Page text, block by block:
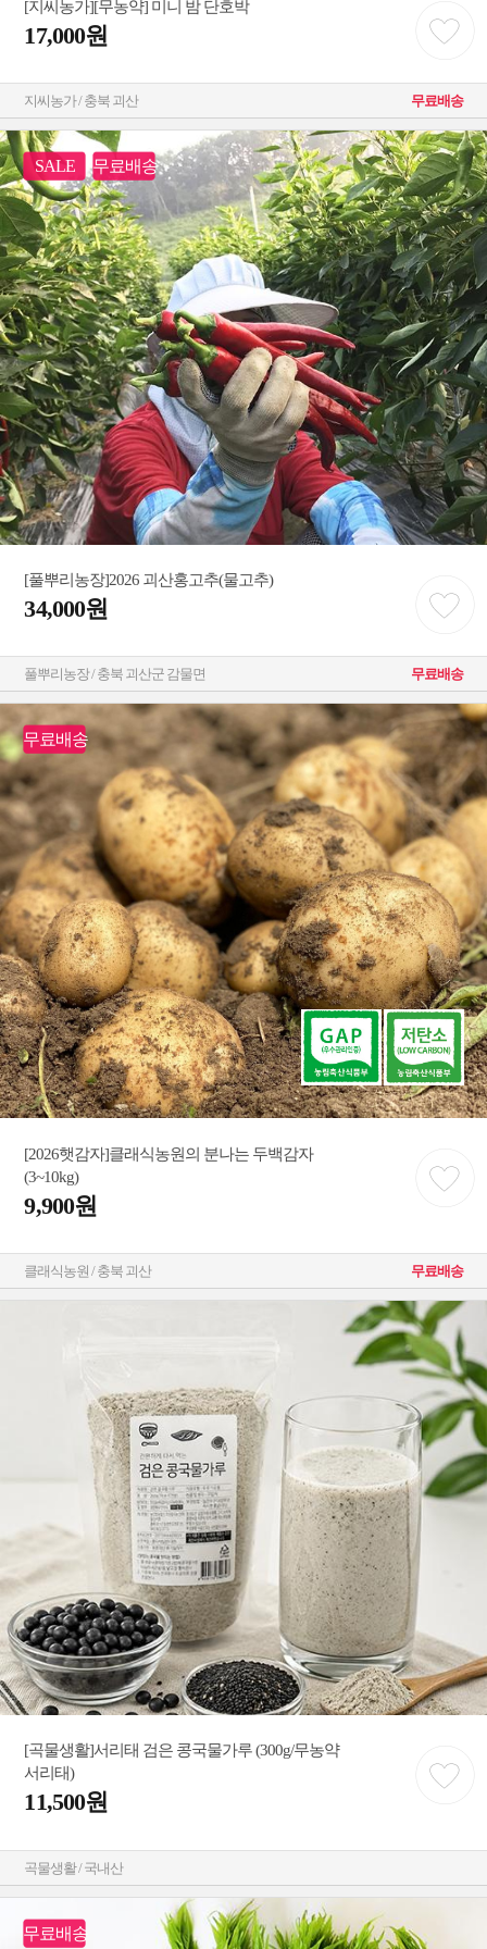
[지씨농가][무농약] 미니 밤 단호박
17,000원
지씨농가 / 충북 괴산 무료배송
SALE 무료배송
[풀뿌리농장]2026 괴산홍고추(물고추)
34,000원
풀뿌리농장 / 충북 괴산군 감물면 무료배송
무료배송
[2026햇감자]클래식농원의 분나는 두백감자
(3~10kg)
9,900원
클래식농원 / 충북 괴산 무료배송
[곡물생활]서리태 검은 콩국물가루 (300g/무농약
서리태)
11,500원
곡물생활 / 국내산
무료배송